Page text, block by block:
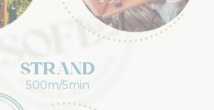
Strand
500m/5min